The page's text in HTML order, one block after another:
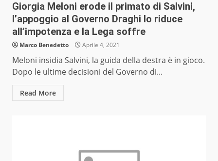
Giorgia Meloni erode il primato di Salvini,
l’appoggio al Governo Draghi lo riduce
all’impotenza e la Lega soffre
Marco Benedetto Aprile 4, 2021
Meloni insidia Salvini, la guida della destra è in gioco.
Dopo le ultime decisioni del Governo di...
Read More